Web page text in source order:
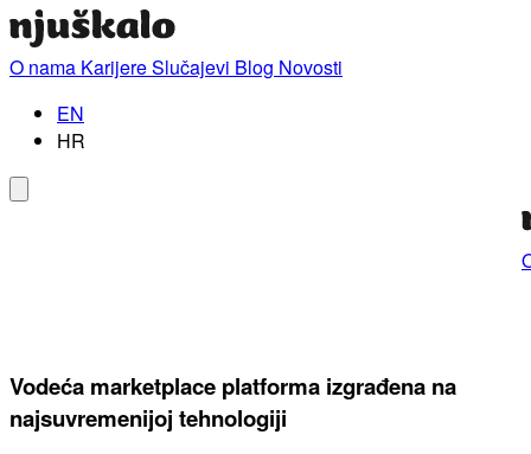
O nama KarijereSlučajevi Blog Novosti
EN
HR
Vodeća marketplace platforma izgrađena na
najsuvremenijoj tehnologiji